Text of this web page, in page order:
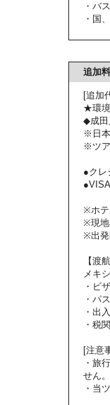
・バ
・国
追加
[追加
★環境
◆成田
※日本
※ツア
●クレ
※ホテ
※現地
※出発
【渡
メキ
・ビ
・パ
・出
・税
[注意
・旅
せん。
・当